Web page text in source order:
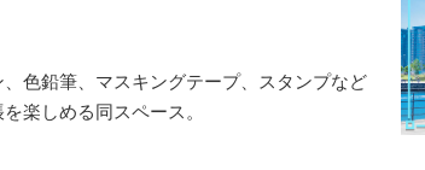
色鉛筆、マスキングテープ、スタンプなど
楽しめる同スペース。